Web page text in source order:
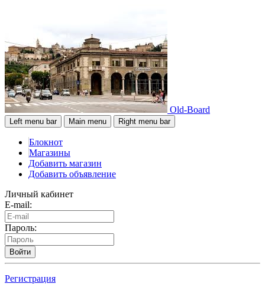
Old-Board
Left menu bar Main menu Right menu bar
Блокнот
Магазины
Добавить магазин
Добавить объявление
Личный кабинет
E-mail:
Пароль:
Войти
Регистрация